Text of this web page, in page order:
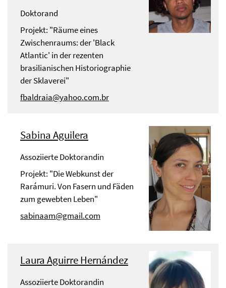
Doktorand
Projekt: "Räume eines
Zwischenraums: der 'Black
Atlantic' in der rezenten
brasilianischen Historiographie
der Sklaverei"
fbaldraia@yahoo.com.br
Sabina Aguilera
Assoziierte Doktorandin
Projekt: "Die Webkunst der
Rarámuri. Von Fasern und Fäden
zum gewebten Leben"
sabinaam@gmail.com
Laura Aguirre Hernández
Assoziierte Doktorandin